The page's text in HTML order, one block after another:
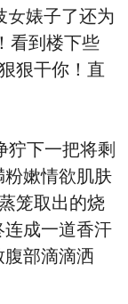
为
嫰情欲肌肤
笼取出的烧
成一道香汗